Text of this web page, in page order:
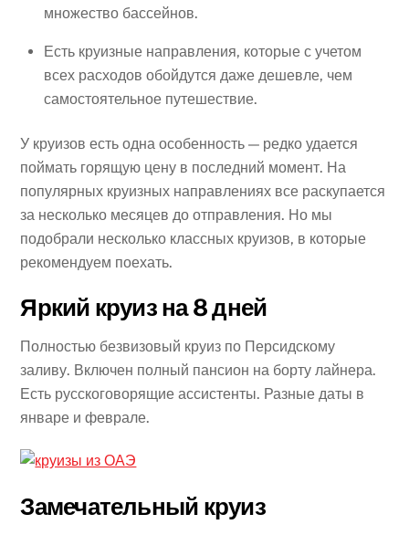
множество бассейнов.
Есть круизные направления, которые с учетом
всех расходов обойдутся даже дешевле, чем
самостоятельное путешествие.
У круизов есть одна особенность — редко удается
поймать горящую цену в последний момент. На
популярных круизных направлениях все раскупается
за несколько месяцев до отправления. Но мы
подобрали несколько классных круизов, в которые
рекомендуем поехать.
Яркий круиз на 8 дней
Полностью безвизовый круиз по Персидскому
заливу. Включен полный пансион на борту лайнера.
Есть русскоговорящие ассистенты. Разные даты в
январе и феврале.
Замечательный круиз